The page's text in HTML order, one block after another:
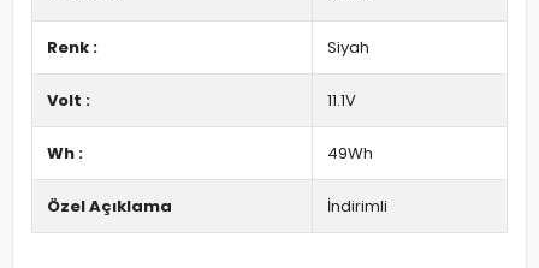
Renk : Siyah
Volt : 11.1V
Wh : 49Wh
Özel Açıklama İndirimli